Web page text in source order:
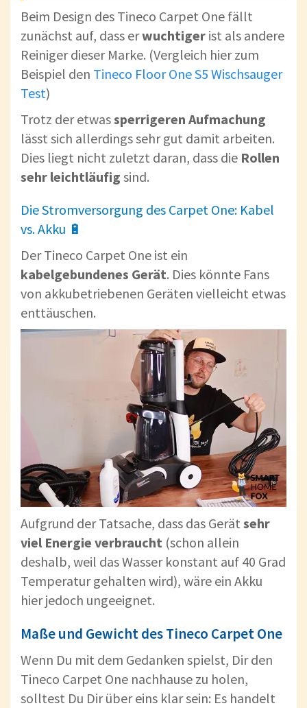
Beim Design des Tineco Carpet One fällt
zunächst auf, dass erwuchtiger ist als andere
Reiniger dieser Marke. (Vergleich hier zum
Beispiel den Tineco Floor One S5 Wischsauger
Test)
Trotz der etwassperrigeren Aufmachung
lässt sich allerdings sehr gut damit arbeiten.
Dies liegt nicht zuletzt daran, dass die Rollen
sehr leichtläufig sind.
Die Stromversorgung des Carpet One: Kabel
vs. Akku 🔋
Der Tineco Carpet One ist ein
kabelgebundenes Gerät. Dies könnte Fans
von akkubetriebenen Geräten vielleicht etwas
enttäuschen.
Aufgrund der Tatsache, dass das Gerät sehr
viel Energie verbraucht (schon allein
deshalb, weil das Wasser konstant auf 40 Grad
Temperatur gehalten wird), wäre ein Akku
hier jedoch ungeeignet.
Maße und Gewicht des Tineco Carpet One
Wenn Du mit dem Gedanken spielst, Dir den
Tineco Carpet One nachhause zu holen,
solltest Du Dir über eins klar sein: Es handelt